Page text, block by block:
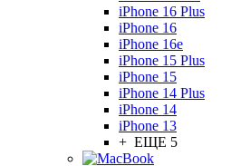
iPhone 16 Plus
iPhone 16
iPhone 16e
iPhone 15 Plus
iPhone 15
iPhone 14 Plus
iPhone 14
iPhone 13
+ ЕЩЕ 5